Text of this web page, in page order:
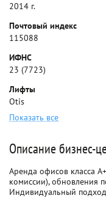
2014 г.
Почтовый индекс
115088
ИФНС
23 (7723)
Лифты
Otis
Показать все
Описание бизнес-
Аренда офисов класса
комиссии), обновления
Индивидуальный